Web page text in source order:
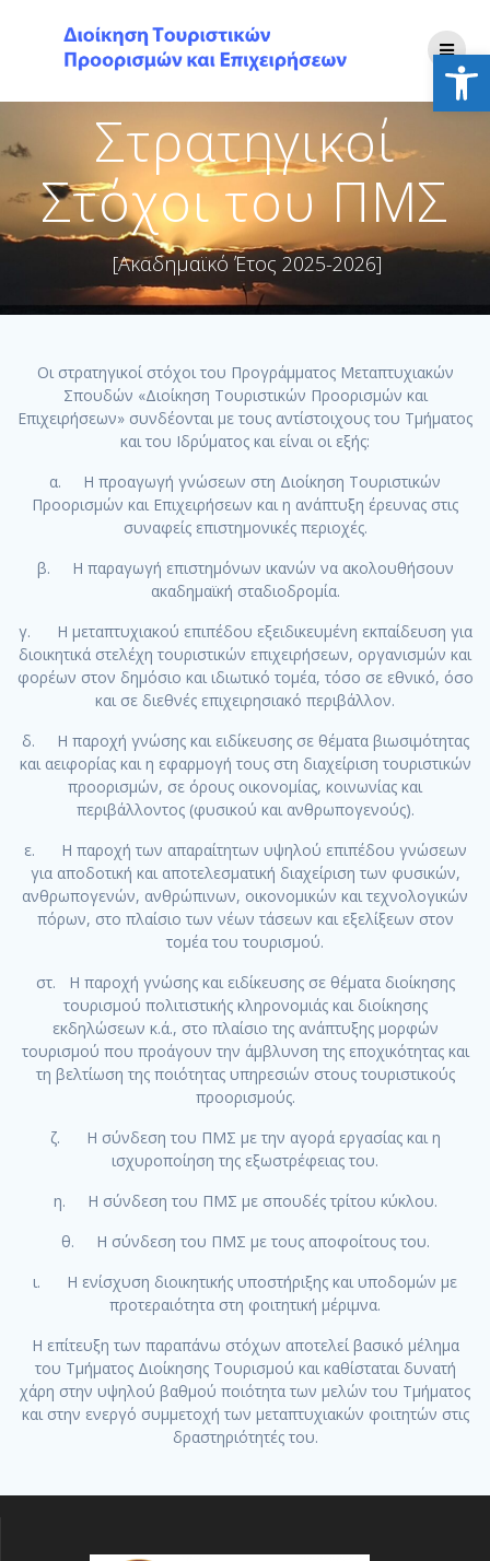
to
content
Στρατηγικοί
Στόχοι του ΠΜΣ
[Ακαδημαϊκό Έτος 2025-2026]
Οι στρατηγικοί στόχοι του Προγράμματος Μεταπτυχιακών
Σπουδών «Διοίκηση Τουριστικών Προορισμών και
Επιχειρήσεων» συνδέονται με τους αντίστοιχους του Τμήματος
και του Ιδρύματος και είναι οι εξής:
α. Η προαγωγή γνώσεων στη Διοίκηση Τουριστικών
Προορισμών και Επιχειρήσεων και η ανάπτυξη έρευνας στις
συναφείς επιστημονικές περιοχές.
β. Η παραγωγή επιστημόνων ικανών να ακολουθήσουν
ακαδημαϊκή σταδιοδρομία.
γ. Η μεταπτυχιακού επιπέδου εξειδικευμένη εκπαίδευση για
διοικητικά στελέχη τουριστικών επιχειρήσεων, οργανισμών και
φορέων στον δημόσιο και ιδιωτικό τομέα, τόσο σε εθνικό, όσο
και σε διεθνές επιχειρησιακό περιβάλλον.
δ. Η παροχή γνώσης και ειδίκευσης σε θέματα βιωσιμότητας
και αειφορίας και η εφαρμογή τους στη διαχείριση τουριστικών
προορισμών, σε όρους οικονομίας, κοινωνίας και
περιβάλλοντος (φυσικού και ανθρωπογενούς).
ε. Η παροχή των απαραίτητων υψηλού επιπέδου γνώσεων
για αποδοτική και αποτελεσματική διαχείριση των φυσικών,
ανθρωπογενών, ανθρώπινων, οικονομικών και τεχνολογικών
πόρων, στο πλαίσιο των νέων τάσεων και εξελίξεων στον
τομέα του τουρισμού.
στ. Η παροχή γνώσης και ειδίκευσης σε θέματα διοίκησης
τουρισμού πολιτιστικής κληρονομιάς και διοίκησης
εκδηλώσεων κ.ά., στο πλαίσιο της ανάπτυξης μορφών
τουρισμού που προάγουν την άμβλυνση της εποχικότητας και
τη βελτίωση της ποιότητας υπηρεσιών στους τουριστικούς
προορισμούς.
ζ. Η σύνδεση του ΠΜΣ με την αγορά εργασίας και η
ισχυροποίηση της εξωστρέφειας του.
η. Η σύνδεση του ΠΜΣ με σπουδές τρίτου κύκλου.
θ. Η σύνδεση του ΠΜΣ με τους αποφοίτους του.
ι. Η ενίσχυση διοικητικής υποστήριξης και υποδομών με
προτεραιότητα στη φοιτητική μέριμνα.
Η επίτευξη των παραπάνω στόχων αποτελεί βασικό μέλημα
του Τμήματος Διοίκησης Τουρισμού και καθίσταται δυνατή
χάρη στην υψηλού βαθμού ποιότητα των μελών του Τμήματος
και στην ενεργό συμμετοχή των μεταπτυχιακών φοιτητών στις
δραστηριότητές του.